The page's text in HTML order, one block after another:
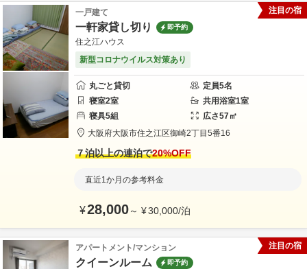
一戸建て
一軒家貸し切り 即予約
住之江ハウス
新型コロナウイルス対策あり
丸ごと貸切 定員5名
寝室2室 共用浴室1室
寝具5組 広さ57㎡
大阪府大阪市住之江区御崎2丁目5番16
７泊以上の連泊で20%OFF
直近1か月の参考料金
¥28,000～ ¥30,000/泊
注目の宿
アパートメント/マンション
クイーンルーム 即予約
注目の宿